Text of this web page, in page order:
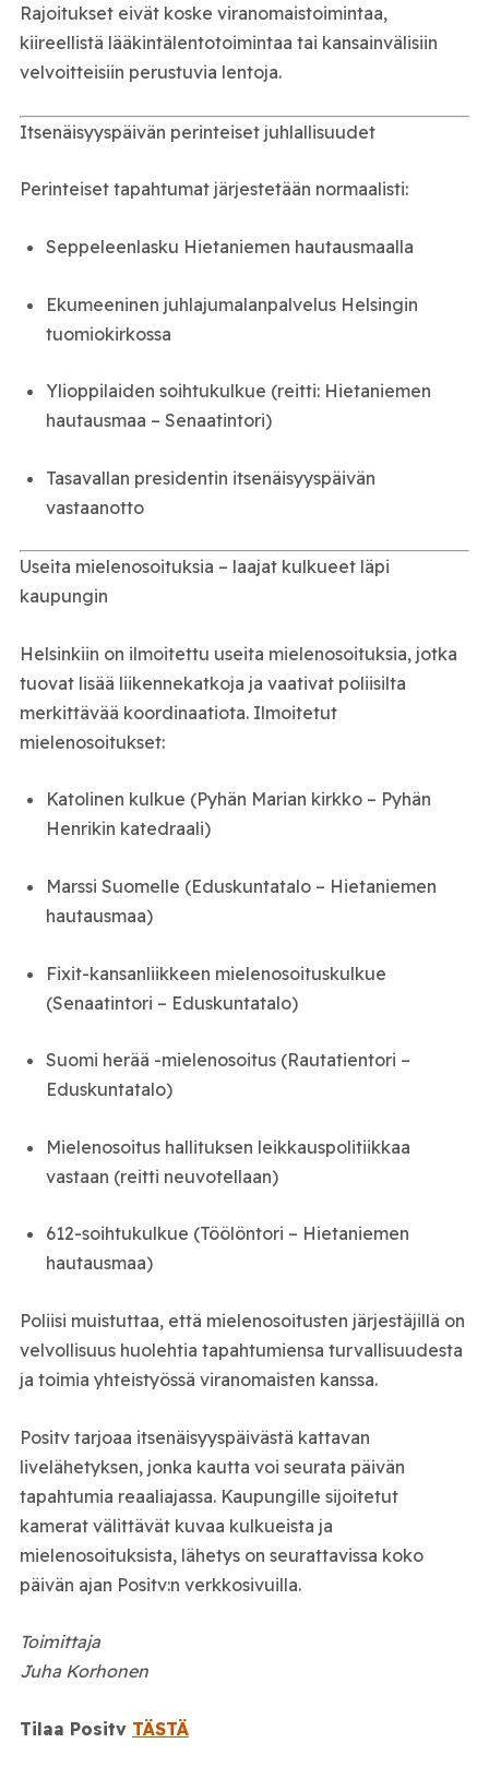
Rajoitukset eivät koske viranomaistoimintaa,
kiireellistä lääkintälentotoimintaa tai kansainvälisiin
velvoitteisiin perustuvia lentoja.
Itsenäisyyspäivän perinteiset juhlallisuudet
Perinteiset tapahtumat järjestetään normaalisti:
Seppeleenlasku Hietaniemen hautausmaalla
Ekumeeninen juhlajumalanpalvelus Helsingin
tuomiokirkossa
Ylioppilaiden soihtukulkue (reitti: Hietaniemen
hautausmaa – Senaatintori)
Tasavallan presidentin itsenäisyyspäivän
vastaanotto
Useita mielenosoituksia – laajat kulkueet läpi
kaupungin
Helsinkiin on ilmoitettu useita mielenosoituksia, jotka
tuovat lisää liikennekatkoja ja vaativat poliisilta
merkittävää koordinaatiota. Ilmoitetut
mielenosoitukset:
Katolinen kulkue (Pyhän Marian kirkko – Pyhän
Henrikin katedraali)
Marssi Suomelle (Eduskuntatalo – Hietaniemen
hautausmaa)
Fixit-kansanliikkeen mielenosoituskulkue
(Senaatintori – Eduskuntatalo)
Suomi herää -mielenosoitus (Rautatientori –
Eduskuntatalo)
Mielenosoitus hallituksen leikkauspolitiikkaa
vastaan (reitti neuvotellaan)
612-soihtukulkue (Töölöntori – Hietaniemen
hautausmaa)
Poliisi muistuttaa, että mielenosoitusten järjestäjillä on
velvollisuus huolehtia tapahtumiensa turvallisuudesta
ja toimia yhteistyössä viranomaisten kanssa.
Positv tarjoaa itsenäisyyspäivästä kattavan
livelähetyksen, jonka kautta voi seurata päivän
tapahtumia reaaliajassa. Kaupungille sijoitetut
kamerat välittävät kuvaa kulkueista ja
mielenosoituksista, lähetys on seurattavissa koko
päivän ajan Positv:n verkkosivuilla.
Toimittaja
Juha Korhonen
Tilaa Positv TÄSTÄ